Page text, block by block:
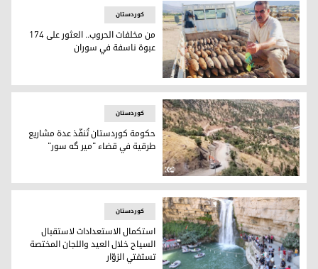
من مخلفات الحروب.. العثور على 174 عبوة ناسفة في سوران
کوردستان
من مخلفات الحروب.. العثور على 174
عبوة ناسفة في سوران
جزء من المشروع
کوردستان
حكومة كوردستان تُنفّذ عدة مشاريع
طرقية في قضاء "مير گه سور"
کوردستان
استكمال الاستعدادات لاستقبال
السياح خلال العيد واللجان المختصة
تستفتي الزوّار